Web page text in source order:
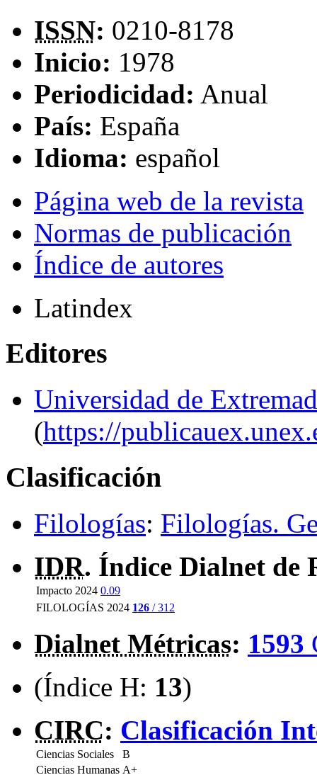
ISSN: 0210-8178
Inicio: 1978
Periodicidad: Anual
País: España
Idioma: español
Página web de la revista
Normas de publicación
Índice de autores
Latindex
Editores
Universidad de
(https://
Clasificación
Filologías: Filologías.
IDR. Índice Dialnet de
Impacto 2024 0.09
FILOLOGÍAS 2024 126 / 312
Dialnet Métricas: 1593
(Índice H: 13)
CIRC: Clasificación
Ciencias Sociales
B
Ciencias Humanas A+